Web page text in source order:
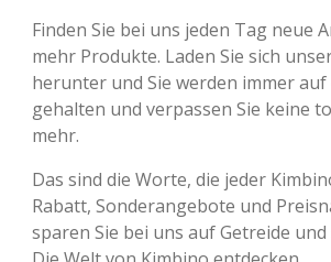
Finden Sie bei uns jeden Tag neue
mehr Produkte. Laden Sie sich
herunter und Sie werden immer
gehalten und verpassen Sie keine
mehr.
Das sind die Worte, die jeder
Rabatt, Sonderangebote und
sparen Sie bei uns auf Getreide